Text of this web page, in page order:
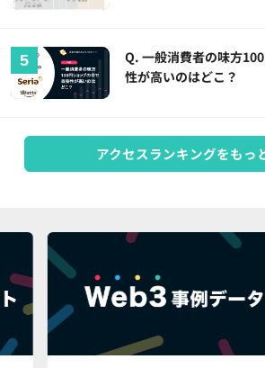
Q. 一般消費者の味方
性が高いのはどこ？
アクセスランキングをもっ